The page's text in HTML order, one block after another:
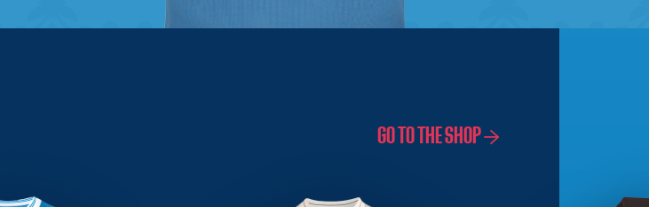
GO TO THE SHOP